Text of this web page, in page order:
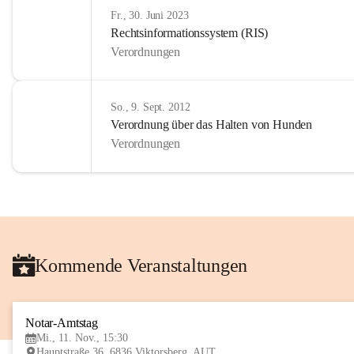
Fr., 30. Juni 2023
Rechtsinformationssystem (RIS)
Verordnungen
So., 9. Sept. 2012
Verordnung über das Halten von Hunden
Verordnungen
Kommende Veranstaltungen
Notar-Amtstag
Mi., 11. Nov., 15:30